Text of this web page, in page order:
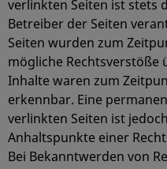
verlinkten Seiten ist stets
Betreiber der Seiten
Seiten wurden zum
mögliche
Inhalte waren zum
erkennbar. Eine
verlinkten Seiten ist
Anhaltspunkte einer
Bei Bekanntwerden von